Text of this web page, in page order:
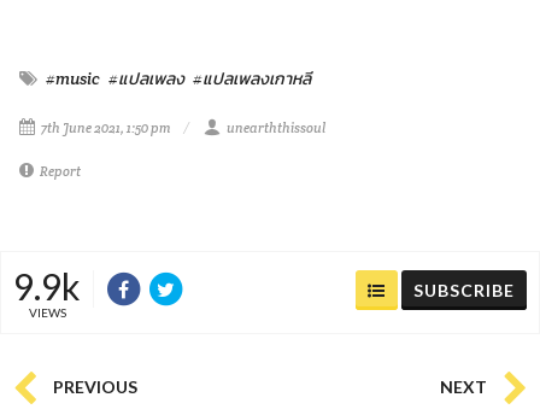
#music #แปลเพลง #แปลเพลงเกาหลี
7th June 2021, 1:50 pm unearththissoul
Report
9.9k
VIEWS
SUBSCRIBE
PREVIOUS NEXT